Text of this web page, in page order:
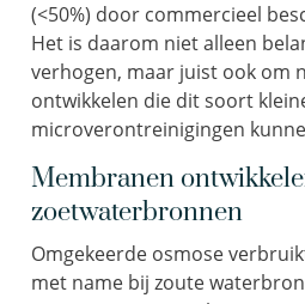
(<50%) door commercieel
Het is daarom niet alleen
verhogen, maar juist ook om
ontwikkelen die dit soort
microverontreinigingen
Membranen
zoetwaterbronnen
Omgekeerde osmose
met name bij zoute